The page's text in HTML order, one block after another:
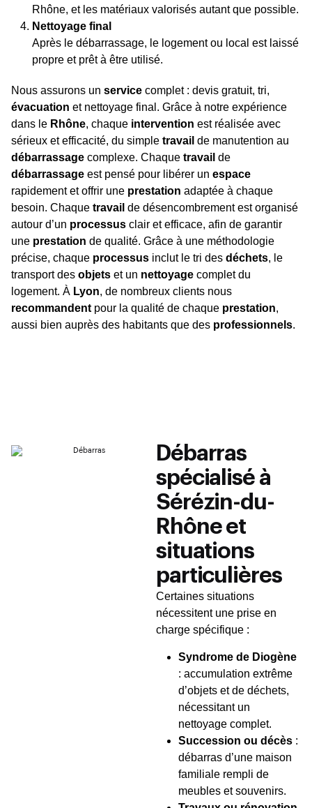
Rhône, et les matériaux valorisés autant que possible.
Nettoyage final
Après le débarrassage, le logement ou local est laissé
propre et prêt à être utilisé.
Nous assurons un service complet : devis gratuit, tri,
évacuation et nettoyage final. Grâce à notre expérience
dans le Rhône, chaque intervention est réalisée avec
sérieux et efficacité, du simple travail de manutention au
débarrassage complexe. Chaque travail de
débarrassage est pensé pour libérer un espace
rapidement et offrir une prestation adaptée à chaque
besoin. Chaque travail de désencombrement est organisé
autour d’un processus clair et efficace, afin de garantir
une prestation de qualité. Grâce à une méthodologie
précise, chaque processus inclut le tri des déchets, le
transport des objets et un nettoyage complet du
logement. À Lyon, de nombreux clients nous
recommandent pour la qualité de chaque prestation,
aussi bien auprès des habitants que des professionnels.
Débarras
spécialisé à
Sérézin-du-
Rhône et
situations
particulières
Certaines situations
nécessitent une prise en
charge spécifique :
Syndrome de Diogène
: accumulation extrême
d’objets et de déchets,
nécessitant un
nettoyage complet.
Succession ou décès :
débarras d’une maison
familiale rempli de
meubles et souvenirs.